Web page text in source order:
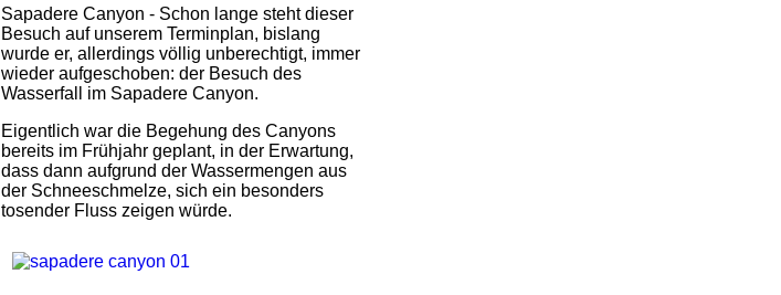
Sapadere Canyon - Schon lange steht dieser
Besuch auf unserem Terminplan, bislang
wurde er, allerdings völlig unberechtigt, immer
wieder aufgeschoben: der Besuch des
Wasserfall im Sapadere Canyon.
Eigentlich war die Begehung des Canyons
bereits im Frühjahr geplant, in der Erwartung,
dass dann aufgrund der Wassermengen aus
der Schneeschmelze, sich ein besonders
tosender Fluss zeigen würde.